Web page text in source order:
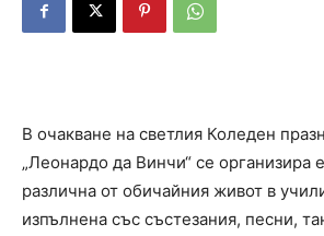
В очакване на светлия Коледен
„Леонардо да Винчи“ се организира
различна от обичайния живот в
изпълнена със състезания, песни,